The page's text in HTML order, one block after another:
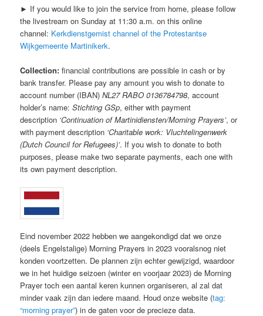
► If you would like to join the service from home, please follow
the livestream on Sunday at 11:30 a.m. on this online
channel: Kerkdienstgemist channel of the Protestantse
Wijkgemeente Martinikerk.
Collection: financial contributions are possible in cash or by
bank transfer. Please pay any amount you wish to donate to
account number (IBAN)NL27 RABO 0136784798, account
holder’s name:Stichting GSp, either with payment
description ‘Continuation of Martinidiensten/Morning Prayers’, or
with payment description ‘Charitable work: Vluchtelingenwerk
(Dutch Council for Refugees)’. If you wish to donate to both
purposes, please make two separate payments, each one with
its own payment description.
Eind november 2022 hebben we aangekondigd dat we onze
(deels Engelstalige) Morning Prayers in 2023 vooralsnog niet
konden voortzetten. De plannen zijn echter gewijzigd, waardoor
we in het huidige seizoen (winter en voorjaar 2023) de Morning
Prayer toch een aantal keren kunnen organiseren, al zal dat
minder vaak zijn dan iedere maand. Houd onze website (tag:
“morning prayer”) in de gaten voor de precieze data.